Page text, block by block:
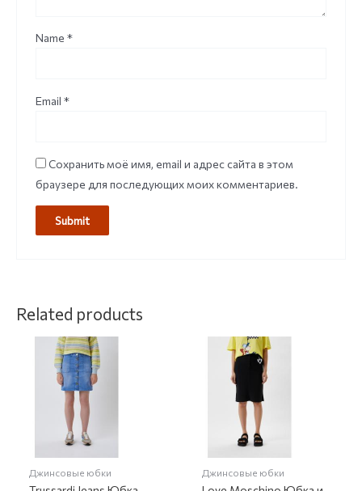
Name *
Email *
Сохранить моё имя, email и адрес сайта в этом
браузере для последующих моих комментариев.
Related products
Джинсовые юбки Джинсовые юбки